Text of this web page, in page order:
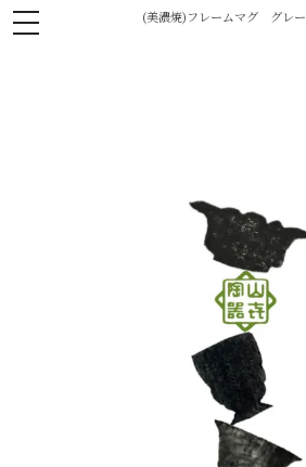
(美濃焼)フレームマグ グレー